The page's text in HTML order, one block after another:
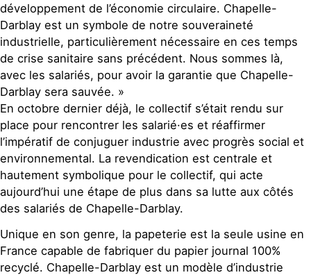
développement de l’économie circulaire. Chapelle-
Darblay est un symbole de notre souveraineté
industrielle, particulièrement nécessaire en ces temps
de crise sanitaire sans précédent. Nous sommes là,
avec les salariés, pour avoir la garantie que Chapelle-
Darblay sera sauvée. »
En octobre dernier déjà, le collectif s’était rendu sur
place pour rencontrer les salarié·es et réaffirmer
l’impératif de conjuguer industrie avec progrès social et
environnemental. La revendication est centrale et
hautement symbolique pour le collectif, qui acte
aujourd’hui une étape de plus dans sa lutte aux côtés
des salariés de Chapelle-Darblay.
Unique en son genre, la papeterie est la seule usine en
France capable de fabriquer du papier journal 100%
recyclé. Chapelle-Darblay est un modèle d’industrie